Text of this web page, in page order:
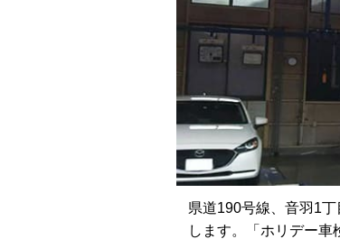
県道190号線、音羽1
します。「ホリデー車